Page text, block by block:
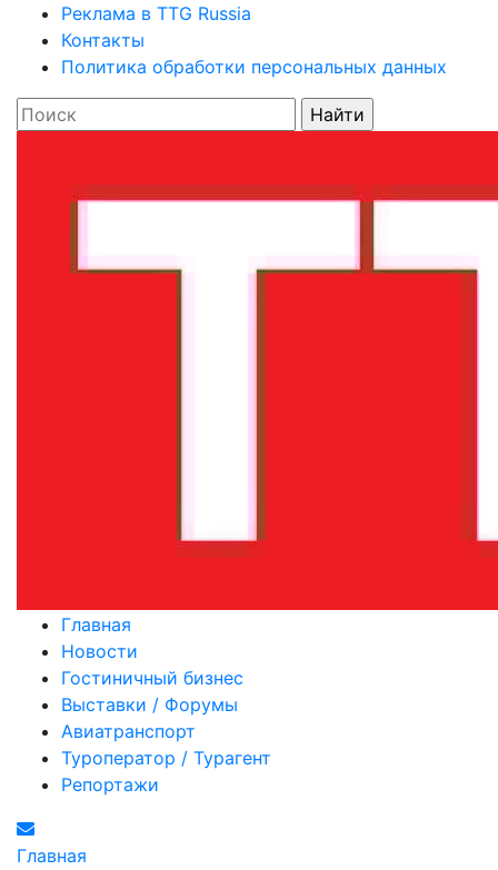
Реклама в TTG Russia
Контакты
Политика обработки персональных данных
Главная
Новости
Гостиничный бизнес
Выставки / Форумы
Авиатранспорт
Туроператор / Турагент
Репортажи
Главная